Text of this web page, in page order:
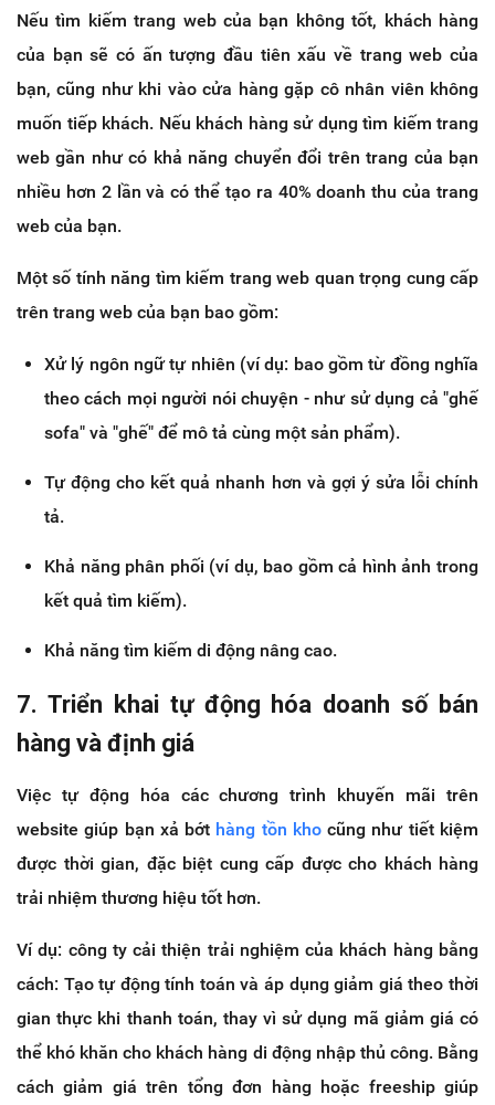
Nếu tìm kiếm trang web của bạn không tốt, khách hàng
của bạn sẽ có ấn tượng đầu tiên xấu về trang web của
bạn, cũng như khi vào cửa hàng gặp cô nhân viên không
muốn tiếp khách. Nếu khách hàng sử dụng tìm kiếm trang
web gần như có khả năng chuyển đổi trên trang của bạn
nhiều hơn 2 lần và có thể tạo ra 40% doanh thu của trang
web của bạn.
Một số tính năng tìm kiếm trang web quan trọng cung cấp
trên trang web của bạn bao gồm:
Xử lý ngôn ngữ tự nhiên (ví dụ: bao gồm từ đồng nghĩa
theo cách mọi người nói chuyện - như sử dụng cả "ghế
sofa" và "ghế" để mô tả cùng một sản phẩm).
Tự động cho kết quả nhanh hơn và gợi ý sửa lỗi chính
tả.
Khả năng phân phối (ví dụ, bao gồm cả hình ảnh trong
kết quả tìm kiếm).
Khả năng tìm kiếm di động nâng cao.
7. Triển khai tự động hóa doanh số bán
hàng và định giá
Việc tự động hóa các chương trình khuyến mãi trên
website giúp bạn xả bớt hàng tồn khocũng như tiết kiệm
được thời gian, đặc biệt cung cấp được cho khách hàng
trải nhiệm thương hiệu tốt hơn.
Ví dụ: công ty cải thiện trải nghiệm của khách hàng bằng
cách: Tạo tự động tính toán và áp dụng giảm giá theo thời
gian thực khi thanh toán, thay vì sử dụng mã giảm giá có
thể khó khăn cho khách hàng di động nhập thủ công. Bằng
cách giảm giá trên tổng đơn hàng hoặc freeship giúp